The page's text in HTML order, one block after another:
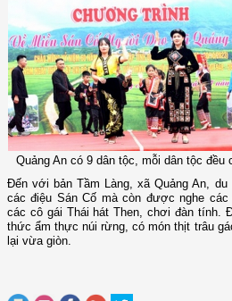
Quảng An có 9 dân tộc, mỗi dân tộc đều
Đến với bản Tầm Làng, xã Quảng An,
các điệu Sán Cố mà còn được nghe các
các cô gái Thái hát Then, chơi đàn tính.
thức ẩm thực núi rừng, có món thịt trâu
lại vừa giòn.